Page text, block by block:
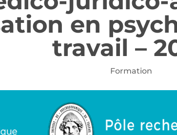
en
travail –
Formation